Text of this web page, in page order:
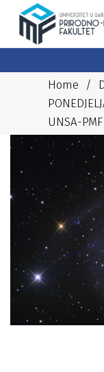
Home /
UNSA-PMF